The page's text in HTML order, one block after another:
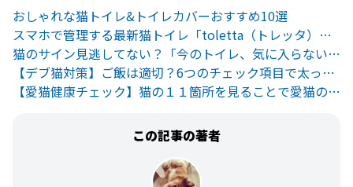
おしゃれな猫トイレ&トイレカバーおすすめ10選
スマホで管理する最新猫トイレ「toletta（トレッタ）」を利用者目線で徹底レビュー、そこから見えてきたこととは？
猫のサイン見逃してない？「今のトイレ、気に入らない…」
【デブ猫対策】ご飯は適切？6つのチェック項目で太った体を改善！
【愛猫健康チェック】猫の１１箇所を見ることで愛猫の健康状態がわかる
この記事の著者